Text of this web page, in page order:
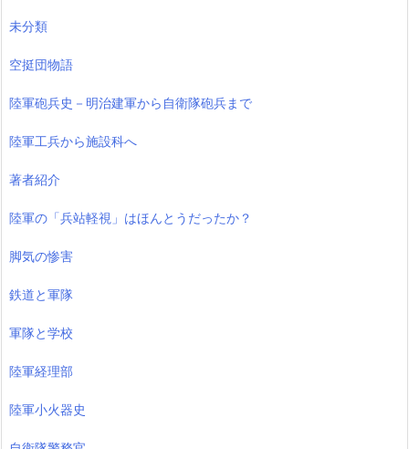
未分類
空挺団物語
陸軍砲兵史－明治建軍から自衛隊砲兵まで
陸軍工兵から施設科へ
著者紹介
陸軍の「兵站軽視」はほんとうだったか？
脚気の惨害
鉄道と軍隊
軍隊と学校
陸軍経理部
陸軍小火器史